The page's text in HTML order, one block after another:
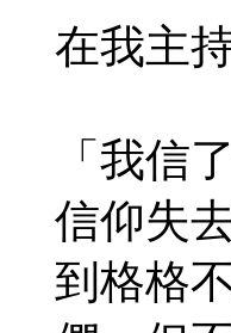
在我主
「我信
信仰失
到格格